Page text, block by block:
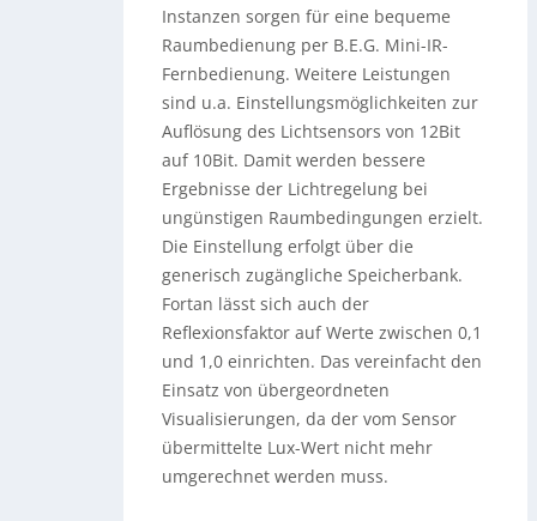
Instanzen sorgen für eine bequeme
Raumbedienung per B.E.G. Mini-IR-
Fernbedienung. Weitere Leistungen
sind u.a. Einstellungsmöglichkeiten zur
Auflösung des Lichtsensors von 12Bit
auf 10Bit. Damit werden bessere
Ergebnisse der Lichtregelung bei
ungünstigen Raumbedingungen erzielt.
Die Einstellung erfolgt über die
generisch zugängliche Speicherbank.
Fortan lässt sich auch der
Reflexionsfaktor auf Werte zwischen 0,1
und 1,0 einrichten. Das vereinfacht den
Einsatz von übergeordneten
Visualisierungen, da der vom Sensor
übermittelte Lux-Wert nicht mehr
umgerechnet werden muss.